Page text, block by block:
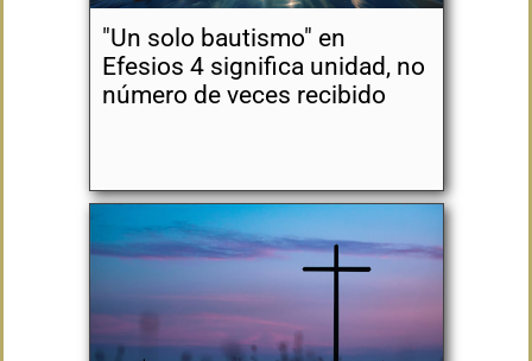
"Un solo bautismo" en
Efesios 4 significa unidad, no
número de veces recibido